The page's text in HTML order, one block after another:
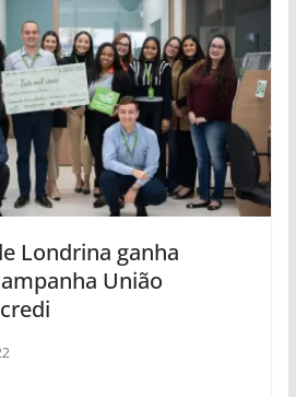
Londrina ganha
União